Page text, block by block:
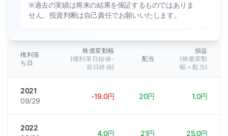
※過去の実績は将来の結果を保証するものではありま
せん。投資判断は自己責任でお願いいたします。
権利落
ち日
株価変動幅
(権利落日始値-
前日終値)
配当
損益
(株価変動
幅＋配当)
2021
09/29
-19.0円 20円 1.0円
2022
4.0円 21円 25.0円